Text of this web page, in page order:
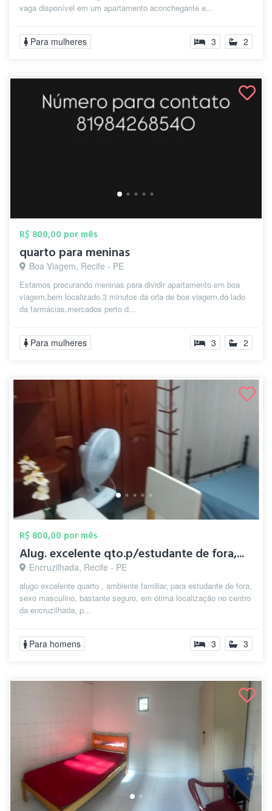
vaga disponível em um apartamento aconchegante e...
Para mulheres 3 2
R$ 800,00 por mês
quarto para meninas
Boa Viagem, Recife - PE
Estamos procurando meninas para dividir apartamento em boa
viagem,bem localizado.3 minutos da orla de boa viagem,do lado
da farmácias,mercados perto d...
Para mulheres 3 2
R$ 800,00 por mês
Alug. excelente qto.p/estudante de fora,...
Encruzilhada, Recife - PE
alugo excelente quarto , ambiente familiar, para estudante de fora,
sexo masculino, bastante seguro, em ótima localização no centro
da encruzilhada, p...
Para homens 3 3